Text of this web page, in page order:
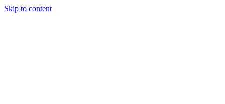
Skip to content